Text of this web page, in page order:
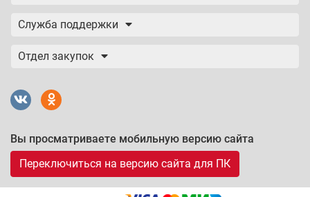
Служба поддержки
Отдел закупок
Вы просматриваете мобильную версию сайта
Переключиться на версию сайта для ПК